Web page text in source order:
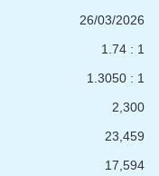
26/03/2026
1.74 : 1
1.3050 : 1
2,300
23,459
17,594